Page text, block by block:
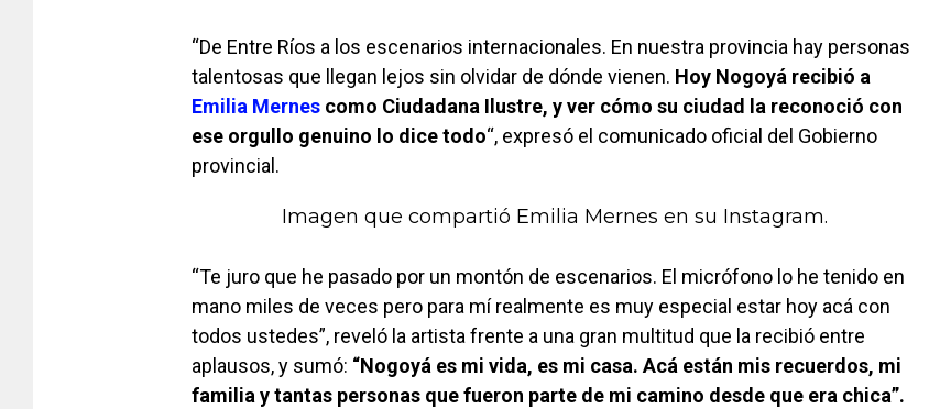
“De Entre Ríos a los escenarios internacionales. En nuestra provincia hay personas
talentosas que llegan lejos sin olvidar de dónde vienen. Hoy Nogoyá recibió a
Emilia Mernes como Ciudadana Ilustre, y ver cómo su ciudad la reconoció con
ese orgullo genuino lo dice todo“, expresó el comunicado oficial del Gobierno
provincial.
Imagen que compartió Emilia Mernes en su Instagram.
“Te juro que he pasado por un montón de escenarios. El micrófono lo he tenido en
mano miles de veces pero para mí realmente es muy especial estar hoy acá con
todos ustedes”, reveló la artista frente a una gran multitud que la recibió entre
aplausos, y sumó: “Nogoyá es mi vida, es mi casa. Acá están mis recuerdos, mi
familia y tantas personas que fueron parte de mi camino desde que era chica”.